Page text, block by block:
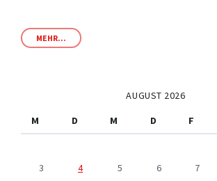
MEHR...
AUGUST 2026
M
D M D F
3
4 5 6 7